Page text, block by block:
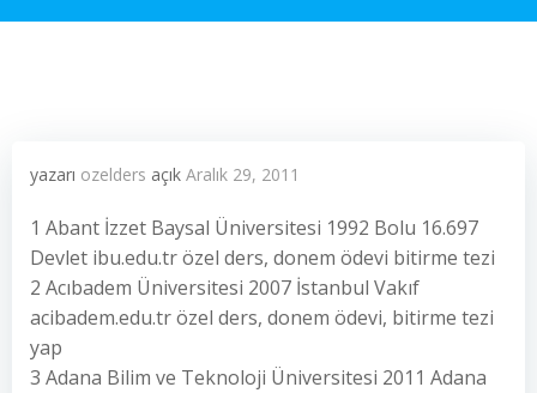
yazarı ozelders açık Aralık 29, 2011
1 Abant İzzet Baysal Üniversitesi 1992 Bolu 16.697
Devlet ibu.edu.tr özel ders, donem ödevi bitirme tezi
2 Acıbadem Üniversitesi 2007 İstanbul Vakıf
acibadem.edu.tr özel ders, donem ödevi, bitirme tezi
yap
3 Adana Bilim ve Teknoloji Üniversitesi 2011 Adana